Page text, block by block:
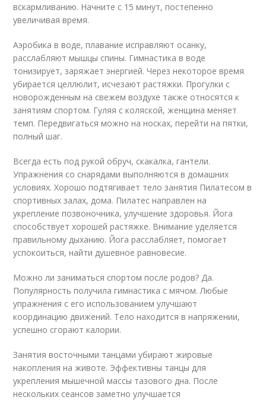
вскармливанию. Начните с 15 минут, постепенно
увеличивая время.
Аэробика в воде, плавание исправляют осанку,
расслабляют мышцы спины. Гимнастика в воде
тонизирует, заряжает энергией. Через некоторое время
убирается целлюлит, исчезают растяжки. Прогулки с
новорожденным на свежем воздухе также относятся к
занятиям спортом. Гуляя с коляской, женщина меняет
темп. Передвигаться можно на носках, перейти на пятки,
полный шаг.
Всегда есть под рукой обруч, скакалка, гантели.
Упражнения со снарядами выполняются в домашних
условиях. Хорошо подтягивает тело занятия Пилатесом в
спортивных залах, дома. Пилатес направлен на
укрепление позвоночника, улучшение здоровья. Йога
способствует хорошей растяжке. Внимание уделяется
правильному дыханию. Йога расслабляет, помогает
успокоиться, найти душевное равновесие.
Можно ли заниматься спортом после родов? Да.
Популярность получила гимнастика с мячом. Любые
упражнения с его использованием улучшают
координацию движений. Тело находится в напряжении,
успешно сгорают калории.
Занятия восточными танцами убирают жировые
накопления на животе. Эффективны танцы для
укрепления мышечной массы тазового дна. После
нескольких сеансов заметно улучшается